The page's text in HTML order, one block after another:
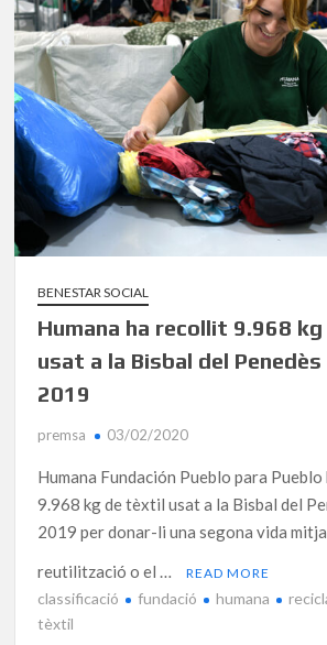
BENESTAR SOCIAL
Humana ha recollit 9.968
usat a la Bisbal del
2019
premsa 03/02/2020
Humana Fundación Pueblo para
9.968 kg de tèxtil usat a la Bisbal del
2019 per donar-li una segona vida
reutilització o el …
READ MORE
classificació fundació humana
tèxtil